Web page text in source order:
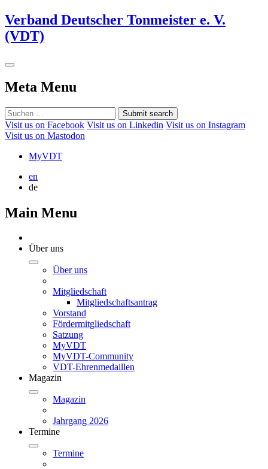
Verband Deutscher Tonmeister e. V.
(VDT)
Meta Menu
Submit search
Visit us on Facebook Visit us on Linkedin Visit us on Instagram
Visit us on Mastodon
MyVDT
en
de
Main Menu
Über uns
Über uns
Mitgliedschaft
Mitgliedschaftsantrag
Vorstand
Fördermitgliedschaft
Satzung
MyVDT
MyVDT-Community
VDT-Ehrenmedaillen
Magazin
Magazin
Jahrgang 2026
Termine
Termine